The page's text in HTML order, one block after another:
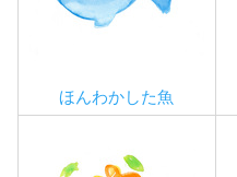
ほんわかした魚